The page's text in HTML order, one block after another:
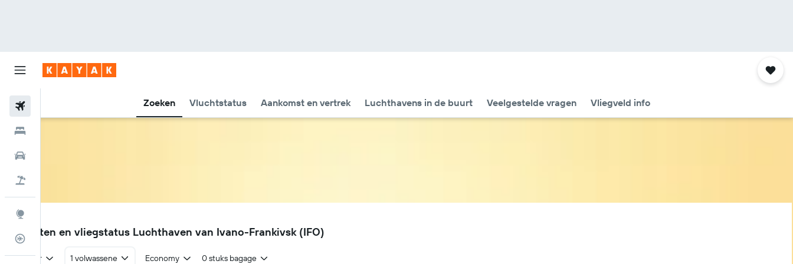
Zoeken Vluchtstatus Aankomst en vertrek Luchthavens in de buurt Veelgestelde vragen Vliegveld info
Vluchtstatus info
IFO
Vluchten en vliegstatus Luchthaven van Ivano-Frankivsk (IFO)
Retour 1 volwassene Economy 0 stuks bagage